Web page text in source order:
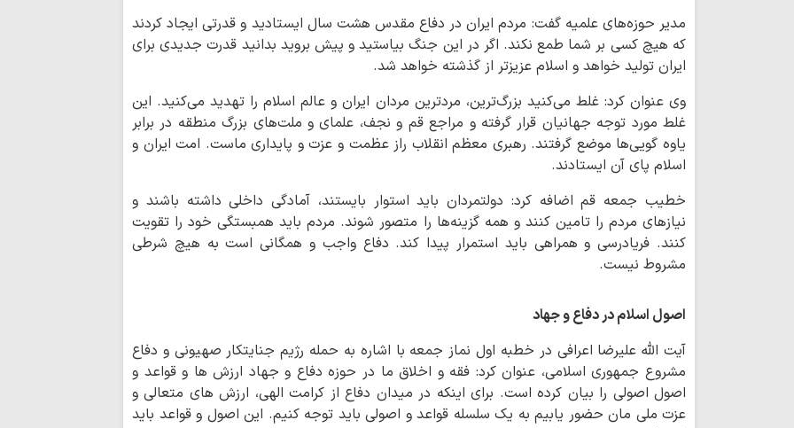
مدیر حوزه‌های علمیه گفت: مردم ایران در دفاع مقدس هشت سال ایستادید و قدرتی ایجاد کردند
که هیچ کسی بر شما طمع نکند. اگر در این جنگ بیاستید و پیش بروید بدانید قدرت جدیدی برای
ایران تولید خواهد و اسلام عزیزتر از گذشته خواهد شد.
وی عنوان کرد: غلط می‌کنید بزرگ‌ترین، مردترین مردان ایران و عالم اسلام را تهدید می‌کنید. این
غلط مورد توجه جهانیان قرار گرفته و مراجع قم و نجف، علمای و ملت‌های بزرگ منطقه در برابر
یاوه گویی‌ها موضع گرفتند. رهبری معظم انقلاب راز عظمت و عزت و پایداری ماست. امت ایران و
اسلام پای آن ایستادند.
خطیب جمعه قم اضافه کرد: دولتمردان باید استوار بایستند، آمادگی داخلی داشته باشند و
نیازهای مردم را تامین کنند و همه گزینه‌ها را متصور شوند. مردم باید همبستگی خود را تقویت
کنند. فریادرسی و همراهی باید استمرار پیدا کند. دفاع واجب و همگانی است به هیچ شرطی
مشروط نیست.
اصول اسلام در دفاع و جهاد
آیت الله علیرضا اعرافی در خطبه اول نماز جمعه با اشاره به حمله رژیم جنایتکار صهیونی و دفاع
مشروع جمهوری اسلامی، عنوان کرد: فقه و اخلاق ما در حوزه دفاع و جهاد ارزش ها و قواعد و
اصول اصولی را بیان کرده است. برای اینکه در میدان دفاع از کرامت الهی، ارزش های متعالی و
عزت ملی مان حضور یابیم به یک سلسله قواعد و اصولی باید توجه کنیم. این اصول و قواعد باید